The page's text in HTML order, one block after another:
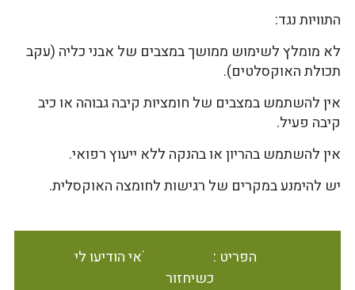
התוויות נגד:
לא מומלץ לשימוש ממושך במצבים של אבני כליה (עקב
תכולת האוקסלטים).
אין להשתמש במצבים של חומציות קיבה גבוהה או כיב
קיבה פעיל.
אין להשתמש בהריון או בהנקה ללא ייעוץ רפואי.
יש להימנע במקרים של רגישות לחומצה האוקסלית.
הפריט אינו זמין במלאי הודיעו לי
כשיחזור